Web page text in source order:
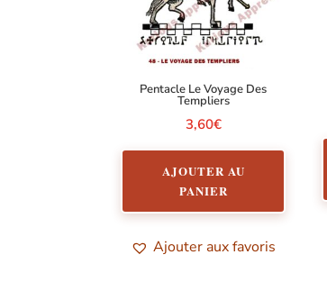
Pentacle Le Voyage Des
Templiers
3,60€
AJOUTER AU
PANIER
Ajouter aux favoris